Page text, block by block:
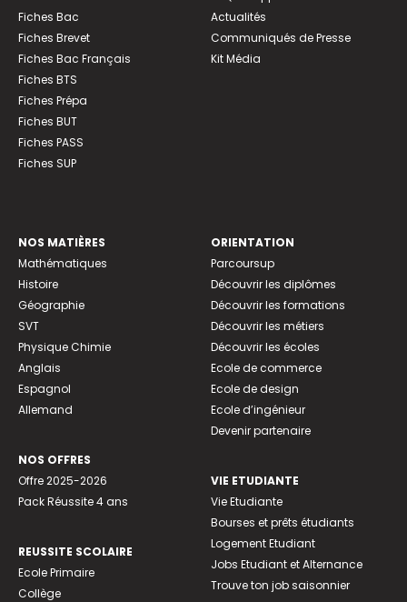
Fiches Bac
Fiches Brevet
Fiches Bac Français
Fiches BTS
Fiches Prépa
Fiches BUT
Fiches PASS
Fiches SUP
Actualités
Communiqués de Presse
Kit Média
NOS MATIÈRES
Mathématiques
Histoire
Géographie
SVT
Physique Chimie
Anglais
Espagnol
Allemand
NOS OFFRES
Offre 2025-2026
Pack Réussite 4 ans
REUSSITE SCOLAIRE
Ecole Primaire
Collège
ORIENTATION
Parcoursup
Découvrir les diplômes
Découvrir les formations
Découvrir les métiers
Découvrir les écoles
Ecole de commerce
Ecole de design
Ecole d’ingénieur
Devenir partenaire
VIE ETUDIANTE
Vie Etudiante
Bourses et prêts étudiants
Logement Etudiant
Jobs Etudiant et Alternance
Trouve ton job saisonnier